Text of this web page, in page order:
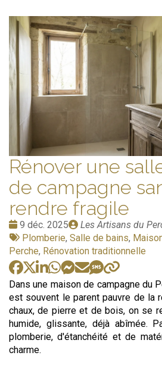
Rénover une
de campagne
rendre fragile
Date
:
9 déc. 2025
Publié
par
Les Artisans du
Tags
:
Plomberie, Salle de bains,
Perche, Rénovation traditionnelle
Dans une maison de campagne du
est souvent le parent pauvre de la
chaux, de pierre et de bois, on se
humide, glissante, déjà abîmée.
plomberie, d'étanchéité et de
charme.